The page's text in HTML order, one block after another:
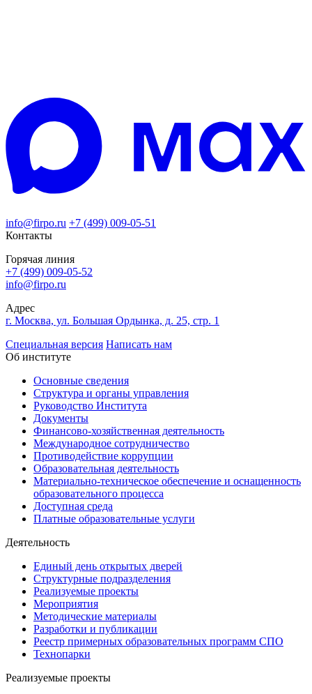
info@firpo.ru +7 (499) 009-05-51
Контакты
Горячая линия
+7 (499) 009-05-52
info@firpo.ru
Адрес
г. Москва, ул. Большая Ордынка, д. 25, стр. 1
Специальная версия Написать нам
Об институте
Основные сведения
Структура и органы управления
Руководство Института
Документы
Финансово-хозяйственная деятельность
Международное сотрудничество
Противодействие коррупции
Образовательная деятельность
Материально-техническое обеспечение и оснащенность
образовательного процесса
Доступная среда
Платные образовательные услуги
Деятельность
Единый день открытых дверей
Структурные подразделения
Реализуемые проекты
Мероприятия
Методические материалы
Разработки и публикации
Реестр примерных образовательных программ СПО
Технопарки
Реализуемые проекты